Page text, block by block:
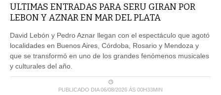
ULTIMAS ENTRADAS PARA SERU GIRAN POR
LEBON Y AZNAR EN MAR DEL PLATA
David Lebón y Pedro Aznar llegan con el espectáculo que agotó
localidades en Buenos Aires, Córdoba, Rosario y Mendoza y
que se transformó en uno de los grandes fenómenos musicales
y culturales del año.
PUBLICADO DIA 06/08/2026 ÀS 00H33MIN